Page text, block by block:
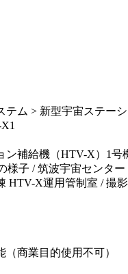
テム > 新型宇宙ステー
ン補給機（HTV-X）1号
様子 / 筑波宇宙センター
HTV-X運用管制室 / 撮影
商業目的使用不可）